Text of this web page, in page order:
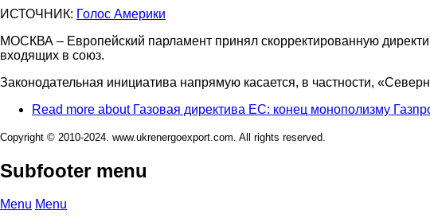
ИСТОЧНИК: Голос Америки
МОСКВА – Европейский парламент принял скорректированную
входящих в союз.
Законодательная инициатива напрямую касается, в частности,
Read more about Газовая директива ЕС: конец монополизму
Copyright © 2010-2024. www.ukrenergoexport.com. All rights reserved.
Subfooter menu
Menu Menu